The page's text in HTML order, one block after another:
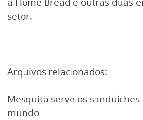
setor.
Arquivos relacionados:
Mesquita serve os sanduíches
mundo